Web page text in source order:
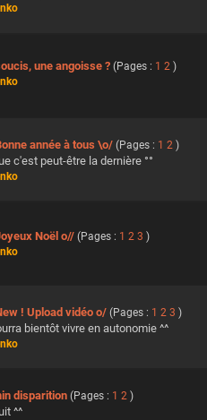
une angoisse ? (Pages : 1 2 )
année à tous \o/ (Pages : 1 2 )
c'est peut-être la dernière °°
Noël o// (Pages : 1 2 3 )
! Upload vidéo o/ (Pages : 1 2 3 )
bientôt vivre en autonomie ^^
disparition (Pages : 1 2 )
^^